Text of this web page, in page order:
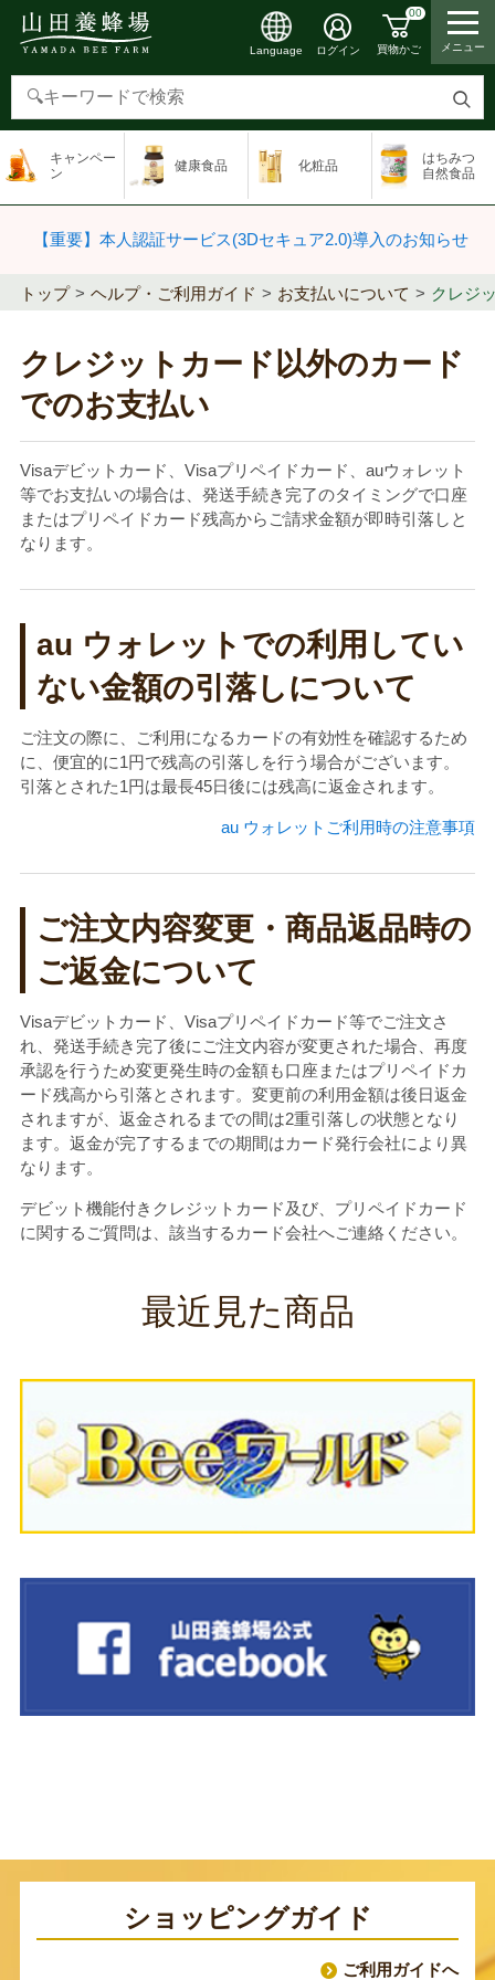
検
す
Language ログイン
00
買物かご メニュー
キャンペー
ン
健康食品 化粧品
はちみつ
自然食品
【重要】本人認証サービス(3Dセキュア2.0)導入のお知らせ
トップ ヘルプ・ご利用ガイド お支払いについて クレジ
クレジットカード以外のカード
でのお支払い
Visaデビットカード、Visaプリペイドカード、auウォレット
等でお支払いの場合は、発送手続き完了のタイミングで口座
またはプリペイドカード残高からご請求金額が即時引落しと
なります。
au ウォレットでの利用してい
ない金額の引落しについて
ご注文の際に、ご利用になるカードの有効性を確認するため
に、便宜的に1円で残高の引落しを行う場合がございます。
引落とされた1円は最長45日後には残高に返金されます。
au ウォレットご利用時の注意事項
ご注文内容変更・商品返品時の
ご返金について
Visaデビットカード、Visaプリペイドカード等でご注文さ
れ、発送手続き完了後にご注文内容が変更された場合、再度
承認を行うため変更発生時の金額も口座またはプリペイドカ
ード残高から引落とされます。変更前の利用金額は後日返金
されますが、返金されるまでの間は2重引落しの状態となり
ます。返金が完了するまでの期間はカード発行会社により異
なります。
デビット機能付きクレジットカード及び、プリペイドカード
に関するご質問は、該当するカード会社へご連絡ください。
最近見た商品
ショッピングガイド
ご利用ガイドへ